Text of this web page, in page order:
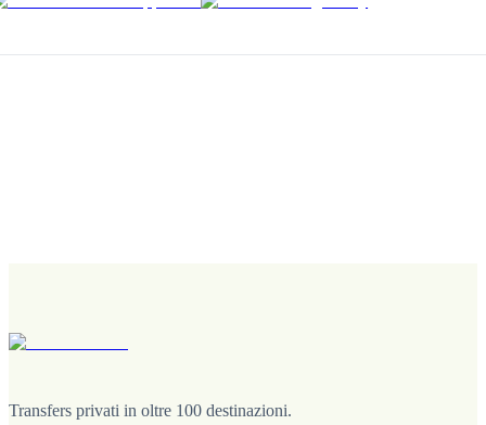
Transfers privati in oltre 100 destinazioni.